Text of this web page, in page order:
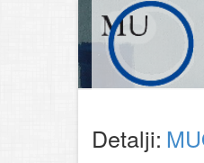
Detalji: